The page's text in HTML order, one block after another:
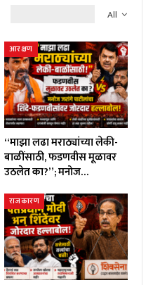
All
आरक्षण
“माझा लढा मराठ्यांच्या लेकी-
बाळींसाठी, फडणवीस मूळावर
उठलेत का?”; मनोज…
राजकारण